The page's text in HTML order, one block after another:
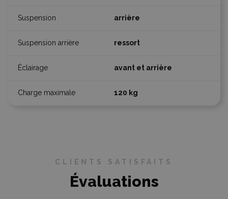
arrière
ressort
avant et arrière
120 kg
CLIENTS SATISFAITS
Évaluations